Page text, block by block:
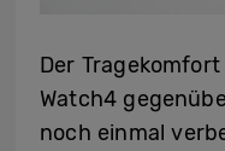
Der
Watch4
noch einmal